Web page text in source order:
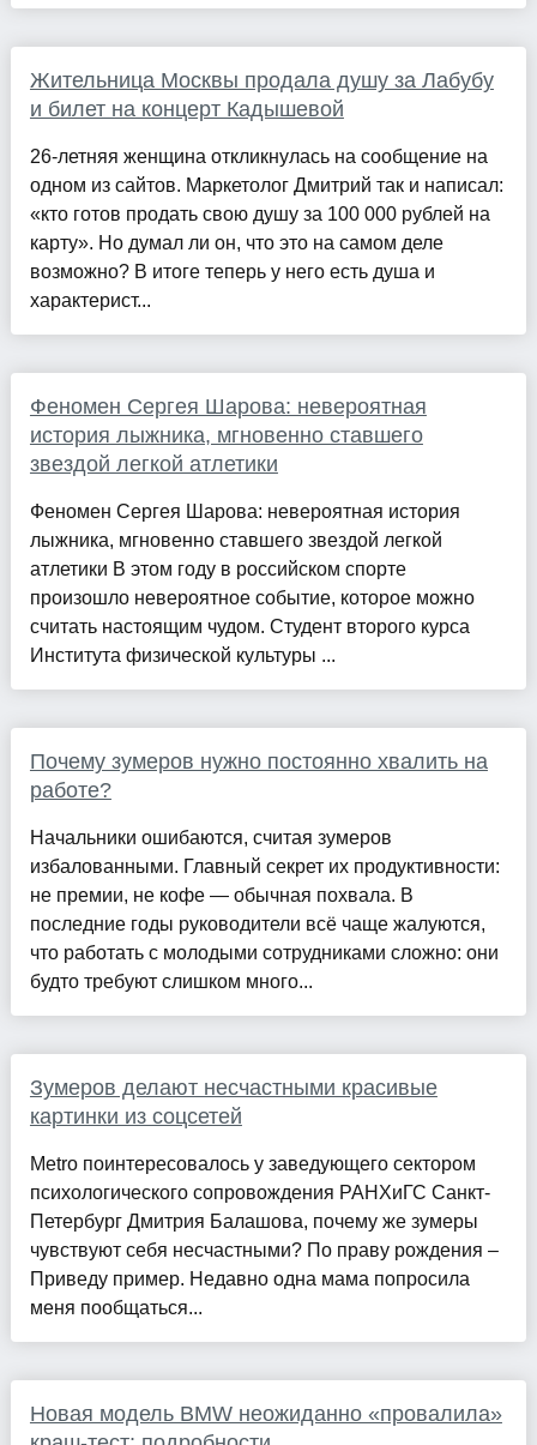
Жительница Москвы продала душу за Лабубу
и билет на концерт Кадышевой
26-летняя женщина откликнулась на сообщение на
одном из сайтов. Маркетолог Дмитрий так и написал:
«кто готов продать свою душу за 100 000 рублей на
карту». Но думал ли он, что это на самом деле
возможно? В итоге теперь у него есть душа и
характерист...
Феномен Сергея Шарова: невероятная
история лыжника, мгновенно ставшего
звездой легкой атлетики
Феномен Сергея Шарова: невероятная история
лыжника, мгновенно ставшего звездой легкой
атлетики В этом году в российском спорте
произошло невероятное событие, которое можно
считать настоящим чудом. Студент второго курса
Института физической культуры ...
Почему зумеров нужно постоянно хвалить на
работе?
Начальники ошибаются, считая зумеров
избалованными. Главный секрет их продуктивности:
не премии, не кофе — обычная похвала. В
последние годы руководители всё чаще жалуются,
что работать с молодыми сотрудниками сложно: они
будто требуют слишком много...
Зумеров делают несчастными красивые
картинки из соцсетей
Metro поинтересовалось у заведующего сектором
психологического сопровождения РАНХиГС Санкт-
Петербург Дмитрия Балашова, почему же зумеры
чувствуют себя несчастными? По праву рождения –
Приведу пример. Недавно одна мама попросила
меня пообщаться...
Новая модель BMW неожиданно «провалила»